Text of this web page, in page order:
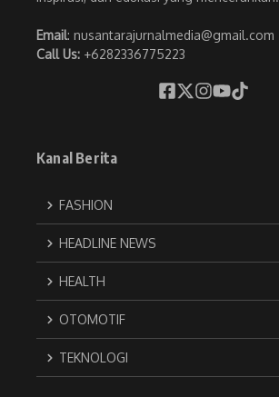
Email: nusantarajurnalmedia@gmail.com
Call Us: +6282336775223
Kanal Berita
FASHION
HEADLINE NEWS
HEALTH
OTOMOTIF
TEKNOLOGI